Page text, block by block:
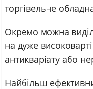
торгівельне
Окремо можна
на дуже
антикваріату або
Найбільш